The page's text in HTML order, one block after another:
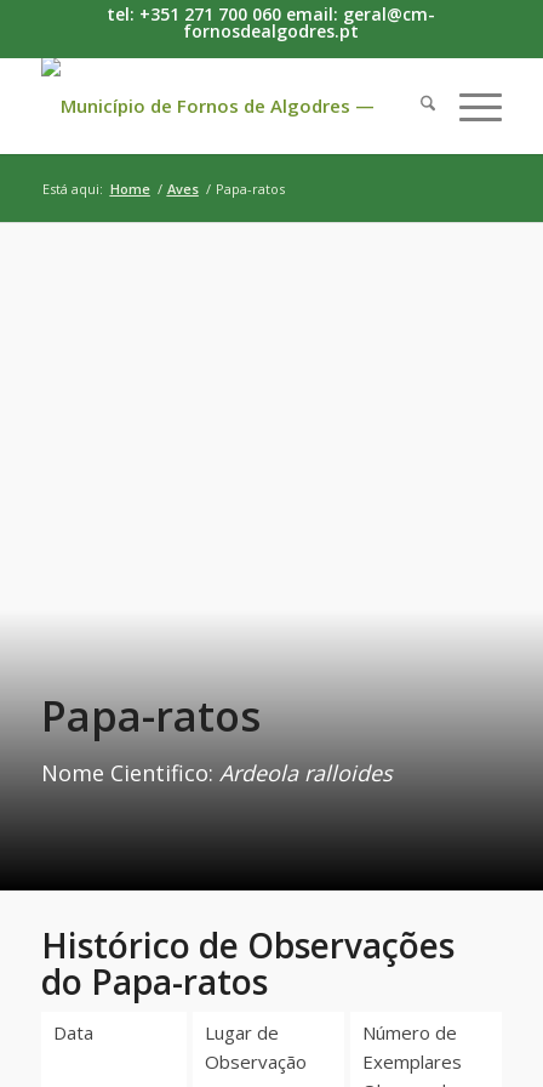
tel: +351 271 700 060 email: geral@cm-
fornosdealgodres.pt
Está aqui: Home / Aves / Papa-ratos
Papa-ratos
Nome Cientifico: Ardeola ralloides
Histórico de Observações
do Papa-ratos
Data
Lugar de
Observação
Número de
Exemplares